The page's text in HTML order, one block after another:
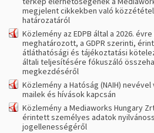
megjelent cikkekben való
határozatáról
Közlemény az EDPB által a 2026.
meghatározott, a GDPR szerinti,
átláthatósági és tájékoztatási
általi teljesítésére fókuszáló
megkezdéséről
Közlemény a Hatóság (NAIH)
mailek és hívások kapcsán
Közlemény a Mediaworks Hungary
érintett személyes adatok
jogellenességéről